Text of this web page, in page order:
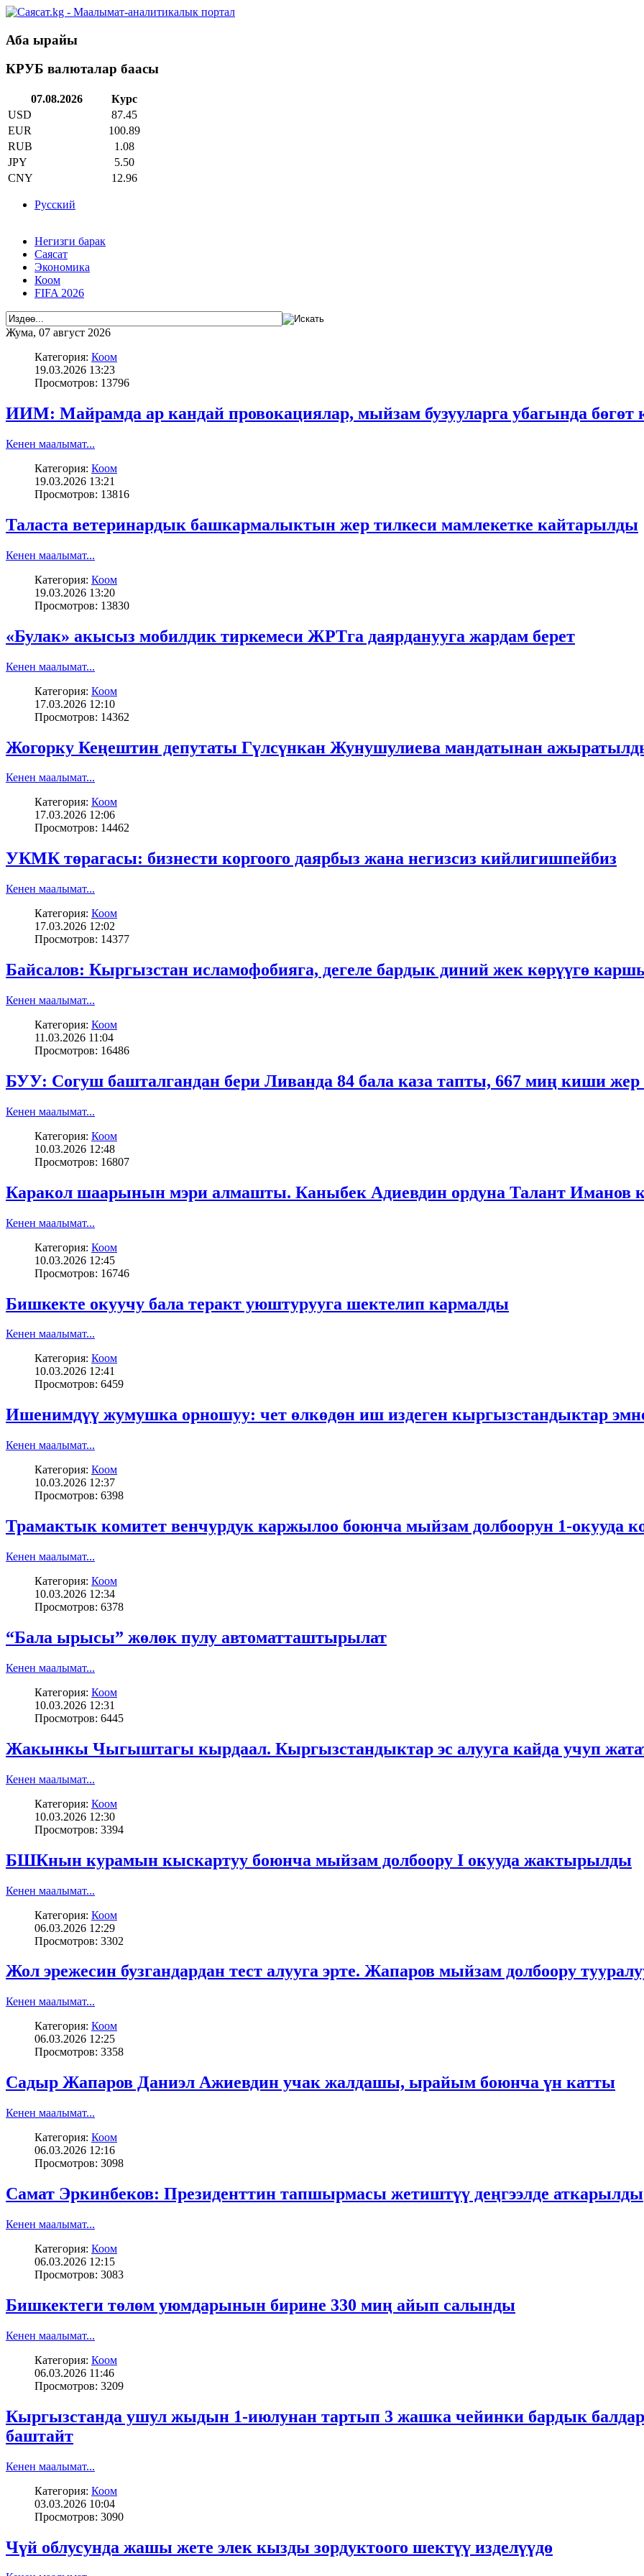
Аба ырайы
КРУБ валюталар баасы
07.08.2026
Курс
USD
87.45
EUR
100.89
RUB
1.08
JPY
5.50
CNY
12.96
Русский
Негизги барак
Саясат
Экономика
Коом
FIFA 2026
Жума, 07 август 2026
Категория: Коом
19.03.2026 13:23
Просмотров: 13796
ИИМ: Майрамда ар кандай провокациялар, мыйзам бузууларга убагында бөгөт
Кенен маалымат...
Категория: Коом
19.03.2026 13:21
Просмотров: 13816
Таласта ветеринардык башкармалыктын жер тилкеси мамлекетке кайтарылды
Кенен маалымат...
Категория: Коом
19.03.2026 13:20
Просмотров: 13830
«Булак» акысыз мобилдик тиркемеси ЖРТга даярданууга жардам берет
Кенен маалымат...
Категория: Коом
17.03.2026 12:10
Просмотров: 14362
Жогорку Кеңештин депутаты Гүлсүнкан Жунушулиева мандатынан
Кенен маалымат...
Категория: Коом
17.03.2026 12:06
Просмотров: 14462
УКМК төрагасы: бизнести коргоого даярбыз жана негизсиз кийлигишпейбиз
Кенен маалымат...
Категория: Коом
17.03.2026 12:02
Просмотров: 14377
Байсалов: Кыргызстан исламофобияга, дегеле бардык диний жек көрүүгө
Кенен маалымат...
Категория: Коом
11.03.2026 11:04
Просмотров: 16486
БУУ: Согуш башталгандан бери Ливанда 84 бала каза тапты, 667 миң киши жер
Кенен маалымат...
Категория: Коом
10.03.2026 12:48
Просмотров: 16807
Каракол шаарынын мэри алмашты. Каныбек Адиевдин ордуна Талант Иманов
Кенен маалымат...
Категория: Коом
10.03.2026 12:45
Просмотров: 16746
Бишкекте окуучу бала теракт уюштурууга шектелип кармалды
Кенен маалымат...
Категория: Коом
10.03.2026 12:41
Просмотров: 6459
Ишенимдүү жумушка орношуу: чет өлкөдөн иш издеген кыргызстандыктар
Кенен маалымат...
Категория: Коом
10.03.2026 12:37
Просмотров: 6398
Трамактык комитет венчурдук каржылоо боюнча мыйзам долбоорун 1-окууда
Кенен маалымат...
Категория: Коом
10.03.2026 12:34
Просмотров: 6378
“Бала ырысы” жөлөк пулу автоматташтырылат
Кенен маалымат...
Категория: Коом
10.03.2026 12:31
Просмотров: 6445
Жакынкы Чыгыштагы кырдаал. Кыргызстандыктар эс алууга кайда учуп
Кенен маалымат...
Категория: Коом
10.03.2026 12:30
Просмотров: 3394
БШКнын курамын кыскартуу боюнча мыйзам долбоору I окууда жактырылды
Кенен маалымат...
Категория: Коом
06.03.2026 12:29
Просмотров: 3302
Жол эрежесин бузгандардан тест алууга эрте. Жапаров мыйзам долбоору
Кенен маалымат...
Категория: Коом
06.03.2026 12:25
Просмотров: 3358
Садыр Жапаров Даниэл Ажиевдин учак жалдашы, ырайым боюнча үн катты
Кенен маалымат...
Категория: Коом
06.03.2026 12:16
Просмотров: 3098
Самат Эркинбеков: Президенттин тапшырмасы жетиштүү деңгээлде аткарылды
Кенен маалымат...
Категория: Коом
06.03.2026 12:15
Просмотров: 3083
Бишкектеги төлөм уюмдарынын бирине 330 миң айып салынды
Кенен маалымат...
Категория: Коом
06.03.2026 11:46
Просмотров: 3209
Кыргызстанда ушул жыдын 1-июлунан тартып 3 жашка чейинки бардык
баштайт
Кенен маалымат...
Категория: Коом
03.03.2026 10:04
Просмотров: 3090
Чүй облусунда жашы жете элек кызды зордуктоого шектүү изделүүдө